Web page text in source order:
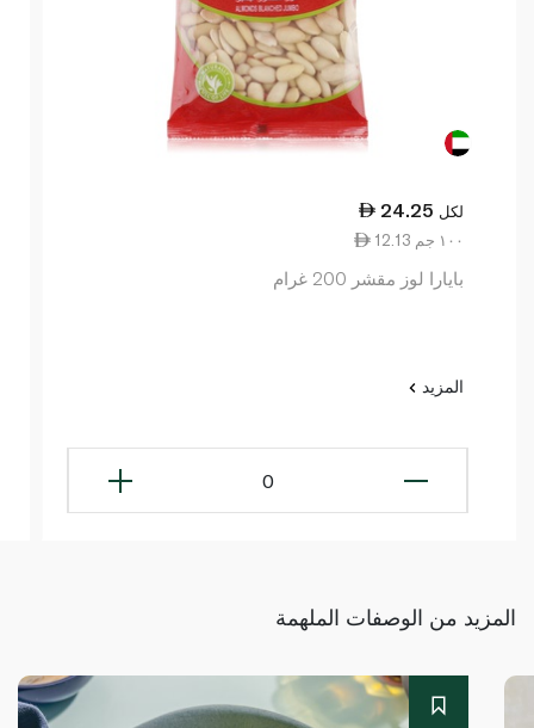
24.25 لكل
12.13 ١٠٠ جم
بايارا لوز مقشر 200 غرام
المزيد
0
المزيد من الوصفات الملهمة